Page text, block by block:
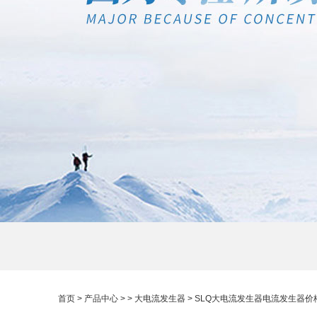
首页 > 产品中心 > > 大电流发生器 > SLQ大电流发生器电流发生器价